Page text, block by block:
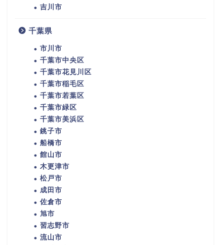
吉川市
千葉県
市川市
千葉市中央区
千葉市花見川区
千葉市稲毛区
千葉市若葉区
千葉市緑区
千葉市美浜区
銚子市
船橋市
館山市
木更津市
松戸市
成田市
佐倉市
旭市
習志野市
流山市